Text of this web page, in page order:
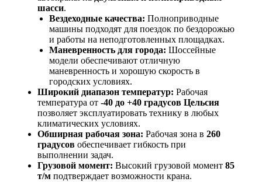
шасси.
Вездеходные качества: Полноприводные
машины подходят для поездок по бездорожью
и работы на неподготовленных площадках.
Маневренность для города: Шоссейные
модели обеспечивают отличную
маневренность и хорошую скорость в
городских условиях.
Широкий диапазон температур: Рабочая
температура от -40 до +40 градусов Цельсия
позволяет эксплуатировать технику в любых
климатических условиях.
Обширная рабочая зона: Рабочая зона в 260
градусов обеспечивает гибкость при
выполнении задач.
Грузовой момент: Высокий грузовой момент 85
т/м подтверждает возможности крана.